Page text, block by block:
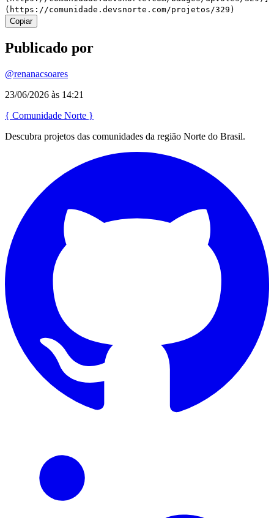
(https://comunidade.devsnorte.com/projetos/329)
Copiar
Publicado por
@renanacsoares
23/06/2026 às 14:21
{ Comunidade Norte }
Descubra projetos das comunidades da região Norte do Brasil.